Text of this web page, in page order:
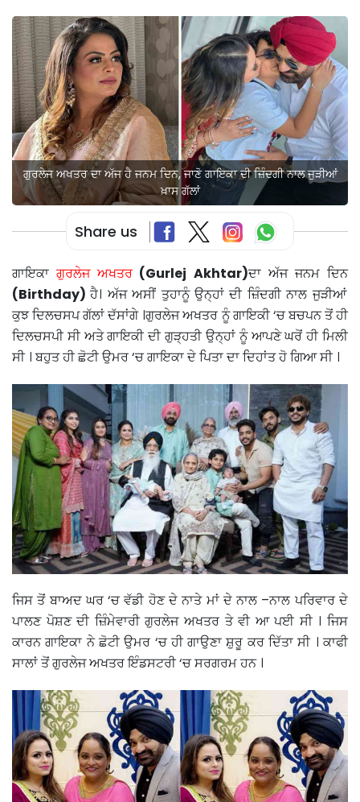
ਗੁਰਲੇਜ ਅਖਤਰ ਦਾ ਅੱਜ ਹੈ ਜਨਮ ਦਿਨ, ਜਾਣੋ ਗਾਇਕਾ ਦੀ ਜ਼ਿੰਦਗੀ ਨਾਲ ਜੁੜੀਆਂ
ਖ਼ਾਸ ਗੱਲਾਂ
Share us
ਗਾਇਕਾਗੁਰਲੇਜ ਅਖਤਰ (Gurlej Akhtar)ਦਾ ਅੱਜ ਜਨਮ ਦਿਨ
(Birthday)ਹੈ। ਅੱਜ ਅਸੀਂ ਤੁਹਾਨੂੰ ਉਨ੍ਹਾਂ ਦੀ ਜ਼ਿੰਦਗੀ ਨਾਲ ਜੁੜੀਆਂ
ਕੁਝ ਦਿਲਚਸਪ ਗੱਲਾਂ ਦੱਸਾਂਗੇ ।ਗੁਰਲੇਜ ਅਖਤਰ ਨੂੰ ਗਾਇਕੀ ‘ਚ ਬਚਪਨ ਤੋਂ ਹੀ
ਦਿਲਚਸਪੀ ਸੀ ਅਤੇ ਗਾਇਕੀ ਦੀ ਗੁੜ੍ਹਤੀ ਉਨ੍ਹਾਂ ਨੂੰ ਆਪਣੇ ਘਰੋਂ ਹੀ ਮਿਲੀ
ਸੀ । ਬਹੁਤ ਹੀ ਛੋਟੀ ਉਮਰ ‘ਚ ਗਾਇਕਾ ਦੇ ਪਿਤਾ ਦਾ ਦਿਹਾਂਤ ਹੋ ਗਿਆ ਸੀ ।
ਜਿਸ ਤੋਂ ਬਾਅਦ ਘਰ ‘ਚ ਵੱਡੀ ਹੋਣ ਦੇ ਨਾਤੇ ਮਾਂ ਦੇ ਨਾਲ –ਨਾਲ ਪਰਿਵਾਰ ਦੇ
ਪਾਲਣ ਪੋਸ਼ਣ ਦੀ ਜ਼ਿੰਮੇਵਾਰੀ ਗੁਰਲੇਜ ਅਖਤਰ ਤੇ ਵੀ ਆ ਪਈ ਸੀ । ਜਿਸ
ਕਾਰਨ ਗਾਇਕਾ ਨੇ ਛੋਟੀ ਉਮਰ ‘ਚ ਹੀ ਗਾਉਣਾ ਸ਼ੁਰੂ ਕਰ ਦਿੱਤਾ ਸੀ । ਕਾਫੀ
ਸਾਲਾਂ ਤੋਂ ਗੁਰਲੇਜ ਅਖਤਰ ਇੰਡਸਟਰੀ ‘ਚ ਸਰਗਰਮ ਹਨ ।